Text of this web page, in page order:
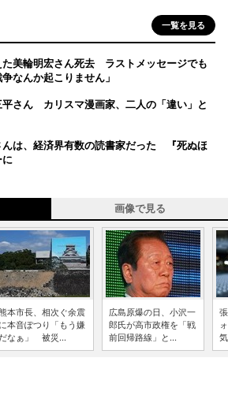
一覧を見る
た美輪明宏さん死去 ラストメッセージでも
なんか起こりません」
平さん カリスマ漫画家、二人の「違い」と
んは、経済界有数の読書家だった 『死ぬほ
画像で見る
本市長、相次ぐ余震
に本音ぽつり「もう嫌
なぁ」 被災...
広島原爆の日、小沢一
郎氏が高市政権を「戦
前回帰路線」と...